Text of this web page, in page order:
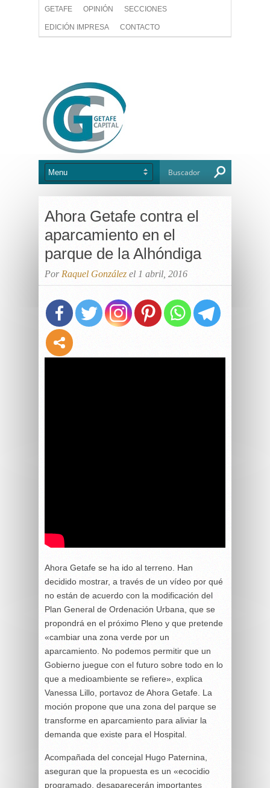
GETAFE OPINIÓN SECCIONES
EDICIÓN IMPRESA CONTACTO
Ahora Getafe contra el
aparcamiento en el
parque de la Alhóndiga
Por Raquel González el 1 abril, 2016
Ahora Getafe se ha ido al terreno. Han
decidido mostrar, a través de un vídeo por qué
no están de acuerdo con la modificación del
Plan General de Ordenación Urbana, que se
propondrá en el próximo Pleno y que pretende
«cambiar una zona verde por un
aparcamiento. No podemos permitir que un
Gobierno juegue con el futuro sobre todo en lo
que a medioambiente se refiere», explica
Vanessa Lillo, portavoz de Ahora Getafe. La
moción propone que una zona del parque se
transforme en aparcamiento para aliviar la
demanda que existe para el Hospital.
Acompañada del concejal Hugo Paternina,
aseguran que la propuesta es un «ecocidio
programado, desaparecerán importantes